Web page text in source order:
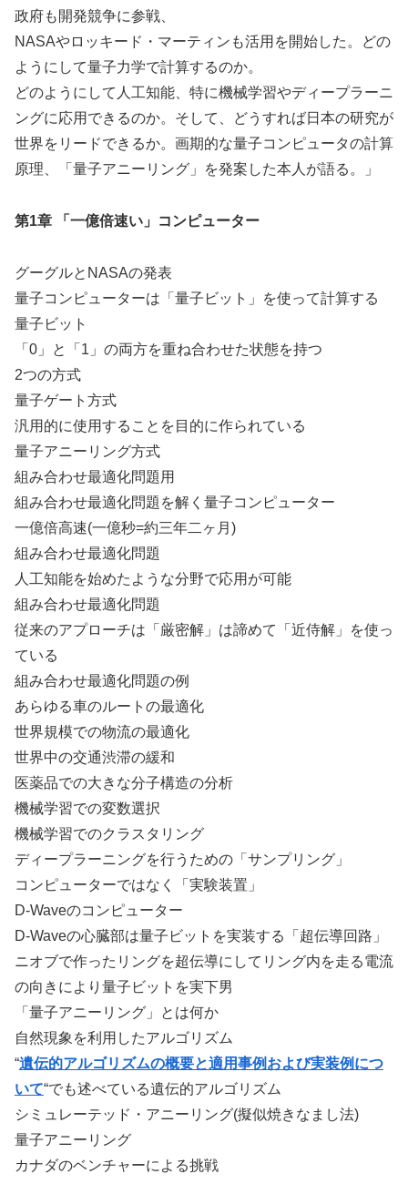
政府も開発競争に参戦、
NASAやロッキード・マーティンも活用を開始した。
どの
ようにして量子力学で計算するのか。
どのようにして人工知能、特に機械学習やディープラーニ
ングに応用できるのか。 そして、どうすれば日本の研究が
世界をリードできるか。 画期的な量子コンピュータの計算
原理、「量子アニーリング」を発案した本人が語る。」
第1章 「一億倍速い」コンピューター
グーグルとNASAの発表
量子コンピューターは「量子ビット」を使って計算する
量子ビット
「0」と「1」の両方を重ね合わせた状態を持つ
2つの方式
量子ゲート方式
汎用的に使用することを目的に作られている
量子アニーリング方式
組み合わせ最適化問題用
組み合わせ最適化問題を解く量子コンピューター
一億倍高速(一億秒=約三年二ヶ月)
組み合わせ最適化問題
人工知能を始めたような分野で応用が可能
組み合わせ最適化問題
従来のアプローチは「厳密解」は諦めて「近侍解」を使っ
ている
組み合わせ最適化問題の例
あらゆる車のルートの最適化
世界規模での物流の最適化
世界中の交通渋滞の緩和
医薬品での大きな分子構造の分析
機械学習での変数選択
機械学習でのクラスタリング
ディープラーニングを行うための「サンプリング」
コンピューターではなく「実験装置」
D-Waveのコンピューター
D-Waveの心臓部は量子ビットを実装する「超伝導回路」
ニオブで作ったリングを超伝導にしてリング内を走る電流
の向きにより量子ビットを実下男
「量子アニーリング」とは何か
自然現象を利用したアルゴリズム
“遺伝的アルゴリズムの概要と適用事例および実装例につ
いて“でも述べている遺伝的アルゴリズム
シミュレーテッド・アニーリング(擬似焼きなまし法)
量子アニーリング
カナダのベンチャーによる挑戦